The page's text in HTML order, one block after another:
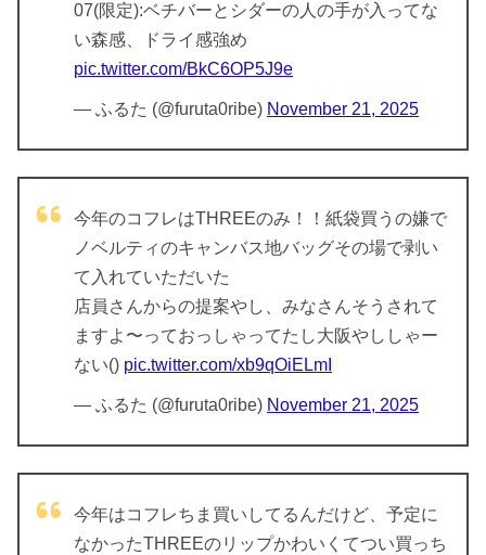
07(限定):ベチバーとシダーの人の手が入ってな
い森感、ドライ感強め
pic.twitter.com/BkC6OP5J9e
— ふるた (@furuta0ribe) November 21, 2025
今年のコフレはTHREEのみ！！紙袋買うの嫌で
ノベルティのキャンバス地バッグその場で剥い
て入れていただいた
店員さんからの提案やし、みなさんそうされて
ますよ〜っておっしゃってたし大阪やししゃー
ない() pic.twitter.com/xb9qOiELmI
— ふるた (@furuta0ribe) November 21, 2025
今年はコフレちま買いしてるんだけど、予定に
なかったTHREEのリップかわいくてつい買っち